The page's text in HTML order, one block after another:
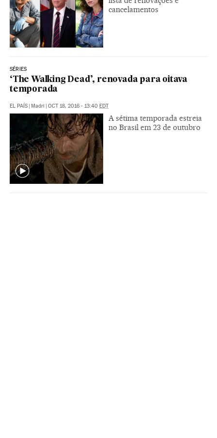
cancelamentos
SÉRIES
‘The Walking Dead’, renovada para oitava
temporada
EL PAÍS | Madri | OCT 18, 2016 - 13:40 EDT
A sétima temporada estreia
no Brasil em 23 de outubro